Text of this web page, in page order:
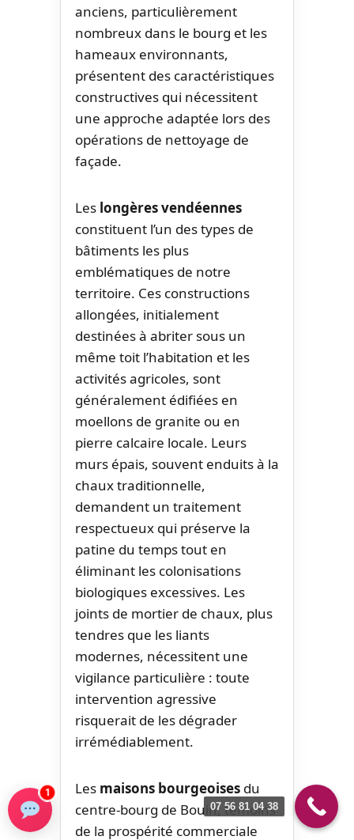
anciens, particulièrement
nombreux dans le bourg et les
hameaux environnants,
présentent des caractéristiques
constructives qui nécessitent
une approche adaptée lors des
opérations de nettoyage de
façade.
Les longères vendéennes
constituent l’un des types de
bâtiments les plus
emblématiques de notre
territoire. Ces constructions
allongées, initialement
destinées à abriter sous un
même toit l’habitation et les
activités agricoles, sont
généralement édifiées en
moellons de granite ou en
pierre calcaire locale. Leurs
murs épais, souvent enduits à la
chaux traditionnelle,
demandent un traitement
respectueux qui préserve la
patine du temps tout en
éliminant les colonisations
biologiques excessives. Les
joints de mortier de chaux, plus
tendres que les liants
modernes, nécessitent une
vigilance particulière : toute
intervention agressive
risquerait de les dégrader
irrémédiablement.
Les maisons bourgeoises du
centre-bourg de Bouin, témoins
de la prospérité commerciale
07 56 81 04 38
1